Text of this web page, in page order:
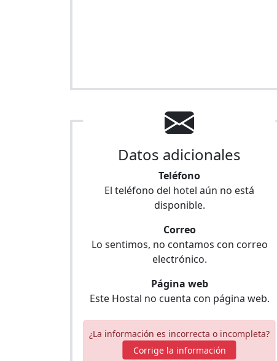
Datos adicionales
Teléfono
El teléfono del hotel aún no está
disponible.
Correo
Lo sentimos, no contamos con correo
electrónico.
Página web
Este Hostal no cuenta con página web.
¿La información es incorrecta o incompleta?
Corrige la información